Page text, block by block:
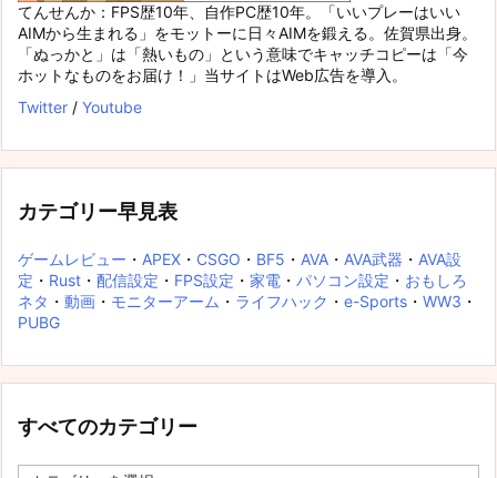
てんせんか：FPS歴10年、自作PC歴10年。「いいプレーはいい
AIMから生まれる」をモットーに日々AIMを鍛える。佐賀県出身。
「ぬっかと」は「熱いもの」という意味でキャッチコピーは「今
ホットなものをお届け！」当サイトはWeb広告を導入。
Twitter / Youtube
カテゴリー早見表
ゲームレビュー ・ APEX ・ CSGO ・ BF5 ・ AVA ・ AVA武器 ・ AVA設
定 ・ Rust ・ 配信設定 ・ FPS設定 ・ 家電 ・ パソコン設定 ・ おもしろ
ネタ ・ 動画 ・ モニターアーム ・ ライフハック ・ e-Sports ・ WW3 ・
PUBG
すべてのカテゴリー